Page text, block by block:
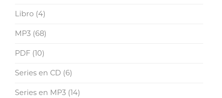
Libro (4)
MP3 (68)
PDF (10)
Series en CD (6)
Series en MP3 (14)